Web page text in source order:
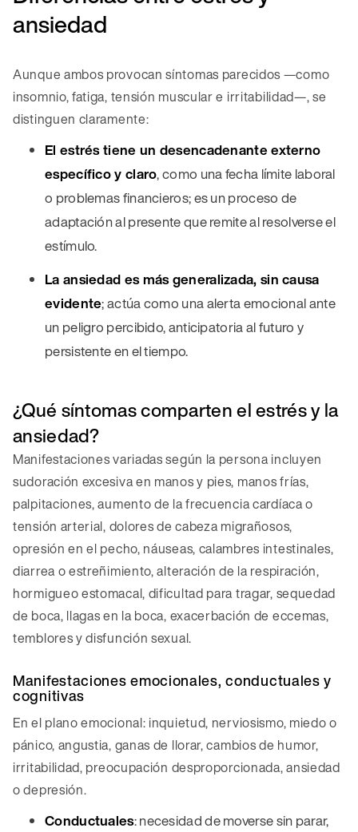
ansiedad
Aunque ambos provocan síntomas parecidos —como
insomnio, fatiga, tensión muscular e irritabilidad—, se
distinguen claramente:
El estrés tiene un desencadenante externo
específico y claro, como una fecha límite laboral
o problemas financieros; es un proceso de
adaptación al presente que remite al resolverse el
estímulo.
La ansiedad es más generalizada, sin causa
evidente; actúa como una alerta emocional ante
un peligro percibido, anticipatoria al futuro y
persistente en el tiempo.
¿Qué síntomas comparten el estrés y la
ansiedad?
Manifestaciones variadas según la persona incluyen
sudoración excesiva en manos y pies, manos frías,
palpitaciones, aumento de la frecuencia cardíaca o
tensión arterial, dolores de cabeza migrañosos,
opresión en el pecho, náuseas, calambres intestinales,
diarrea o estreñimiento, alteración de la respiración,
hormigueo estomacal, dificultad para tragar, sequedad
de boca, llagas en la boca, exacerbación de eccemas,
temblores y disfunción sexual.
Manifestaciones emocionales, conductuales y
cognitivas
En el plano emocional: inquietud, nerviosismo, miedo o
pánico, angustia, ganas de llorar, cambios de humor,
irritabilidad, preocupación desproporcionada, ansiedad
o depresión.
Conductuales: necesidad de moverse sin parar,